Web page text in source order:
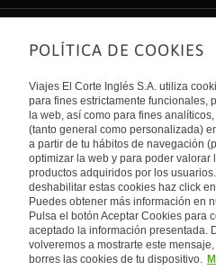
Sobre nosotros
Quiénes somos
Financiación
Sostenibilidad
Turismo accesible
Tarjeta El Corte Inglés
Trabaja con nosotros
El Corte Inglés
Canal Ético
Enlaces de interés
Guías de viaje
Catálogos
Auto check-in
Condiciones Generales
Política de privacidad
Política de cookies
Accesibilidad
Empresas/ Grupos
Internacional
España
Visita nuestro blog
Blog de Viajes el Corte inglés
POLÍTICA DE COOKIES
Viajes El Corte Inglés S.A. utiliza
para fines estrictamente funcionales,
la web, así como para fines
(tanto general como personalizada)
a partir de tu hábitos de navegación
optimizar la web y para poder valorar
productos adquiridos por los
deshabilitar estas cookies haz click
Puedes obtener más información en
Pulsa el botón Aceptar Cookies para
aceptado la información presentada.
volveremos a mostrarte este
borres las cookies de tu dispositivo.